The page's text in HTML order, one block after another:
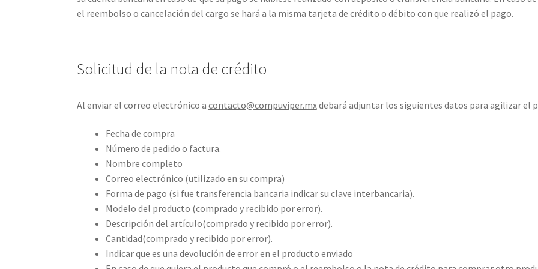
el reembolso o cancelación del cargo se hará a la misma tarjeta de crédito o débito con que realizó el pago.
Solicitud de la nota de crédito
Al enviar el correo electrónico a contacto@compuviper.mxdebará adjuntar los siguientes datos para agilizar el
Fecha de compra
Número de pedido o factura.
Nombre completo
Correo electrónico (utilizado en su compra)
Forma de pago (si fue transferencia bancaria indicar su clave interbancaria).
Modelo del producto (comprado y recibido por error).
Descripción del artículo(comprado y recibido por error).
Cantidad(comprado y recibido por error).
Indicar que es una devolución de error en el producto enviado